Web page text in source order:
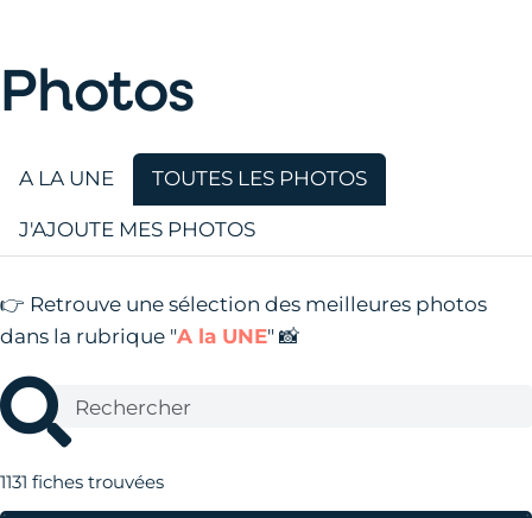
Photos
A LA UNE TOUTES LES PHOTOS
J'AJOUTE MES PHOTOS
👉 Retrouve une sélection des meilleures photos
dans la rubrique "A la UNE" 📸
1131 fiches trouvées